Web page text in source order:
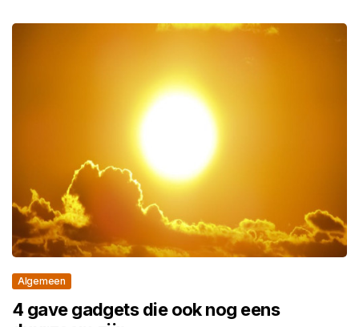
Algemeen
4 gave gadgets die ook nog eens